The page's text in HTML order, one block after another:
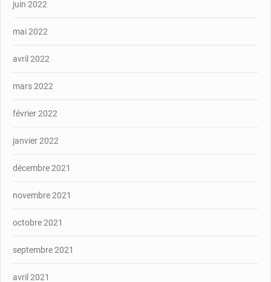
juin 2022
mai 2022
avril 2022
mars 2022
février 2022
janvier 2022
décembre 2021
novembre 2021
octobre 2021
septembre 2021
avril 2021